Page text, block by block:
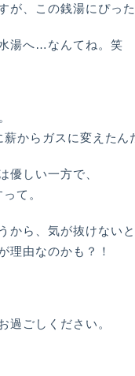
が、この銭湯にぴっ
湯へ…なんてね。笑
からガスに変えたん
優しい一方で、
て。
ら、気が抜けないと
理由なのかも？！
過ごしください。